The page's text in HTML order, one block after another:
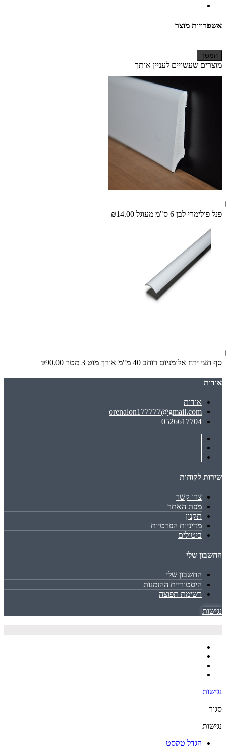
אשפרויות מוצר
המשך
מוצרים שעשויים לעניין אותך
פנל פולימרי לבן 6 ס"מ מעוגל ₪14.00
סף חצי ירח אלומניום רוחב 40 מ"מ אורך מוט 3 מטר ₪90.00
אודות
אודות
orenalon177777@gmail.com
0526617704
שירות לקוחות
צרו קשר
מפת האתר
תקנון
מדיניות הפרטיות
ביטולים
החשבון שלי
החשבון שלי
היסטוריית ההזמנות
רשימת תפוצה
נגישות
נגישות
סגור
נגישות
הגדל טקסט